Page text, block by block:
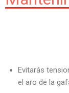
Evitarás
el aro de la